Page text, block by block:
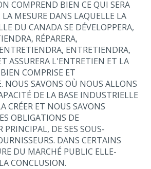
COMPREND BIEN CE QUI SERA
MESURE DANS LAQUELLE LA
DU CANADA SE DÉVELOPPERA,
RÉPARERA,
ENTRETIENDRA,
ASSURERA L'ENTRETIEN ET LA
COMPRISE ET
NOUS SAVONS OÙ NOUS ALLONS
DE LA BASE INDUSTRIELLE
CRÉER ET NOUS SAVONS
OBLIGATIONS DE
PRINCIPAL, DE SES SOUS-
DANS CERTAINS
DU MARCHÉ PUBLIC ELLE-
CONCLUSION.